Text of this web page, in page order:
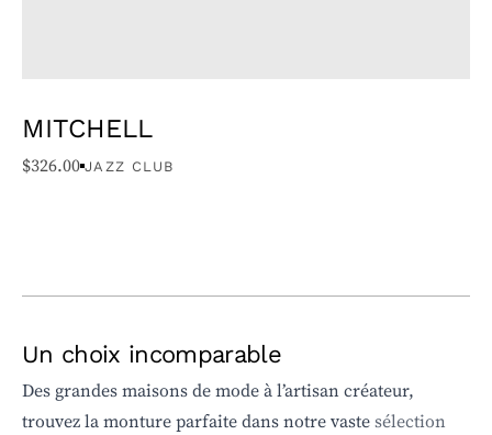
MITCHELL
$326.00 JAZZ CLUB
Un choix incomparable
Des grandes maisons de mode à l’artisan créateur,
trouvez la monture parfaite dans notre vastesélection